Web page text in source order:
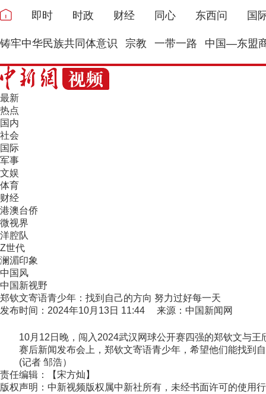
即时 时政 财经 同心 东西问 国
铸牢中华民族共同体意识 宗教 一带一路 中国—东盟
最新
热点
国内
社会
国际
军事
文娱
体育
财经
港澳台侨
微视界
洋腔队
Z世代
澜湄印象
中国风
中国新视野
郑钦文寄语青少年：找到自己的方向 努力过好每一天
发布时间：2024年10月13日 11:44 来源：中国新闻网
10月12日晚，闯入2024武汉网球公开赛四强的郑钦文与王
赛后新闻发布会上，郑钦文寄语青少年，希望他们能找到自
(记者 邹浩）
责任编辑：【宋方灿】
版权声明：中新视频版权属中新社所有，未经书面许可的使用